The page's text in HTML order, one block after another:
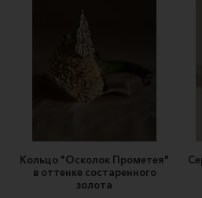
Кольцо "Осколок Прометея"
в оттенке состаренного
золота